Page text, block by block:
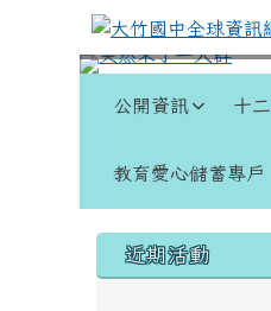
跳至主內容區
大竹國中全
公開資訊 十
教育愛心儲蓄專戶
左邊區域
近期活動
頁尾區域